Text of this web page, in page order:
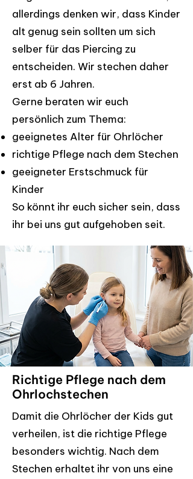
allerdings denken wir, dass Kinder
alt genug sein sollten um sich
selber für das Piercing zu
entscheiden. Wir stechen daher
erst ab 6 Jahren.
Gerne beraten wir euch
persönlich zum Thema:
geeignetes Alter für Ohrlöcher
richtige Pflege nach dem Stechen
geeigneter Erstschmuck für
Kinder
So könnt ihr euch sicher sein, dass
ihr bei uns gut aufgehoben seit.
Richtige Pflege nach dem
Ohrlochstechen
Damit die Ohrlöcher der Kids gut
verheilen, ist die richtige Pflege
besonders wichtig. Nach dem
Stechen erhaltet ihr von uns eine